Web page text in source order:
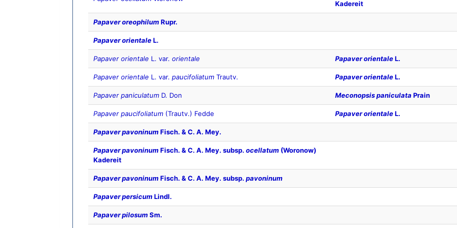
Kadereit
Papaver oreophilumRupr.
Papaver orientaleL.
Papaver orientale L. var. orientale Papaver orientaleL.
Papaver orientale L. var. paucifoliatum Trautv. Papaver orientaleL.
Papaver paniculatum D. Don Meconopsis paniculata Prain
Papaver paucifoliatum (Trautv.) Fedde Papaver orientaleL.
Papaver pavoninumFisch. & C. A. Mey.
Papaver pavoninumFisch. & C. A. Mey. subsp. ocellatum (Woronow)
Kadereit
Papaver pavoninumFisch. & C. A. Mey. subsp. pavoninum
Papaver persicumLindl.
Papaver pilosumSm.